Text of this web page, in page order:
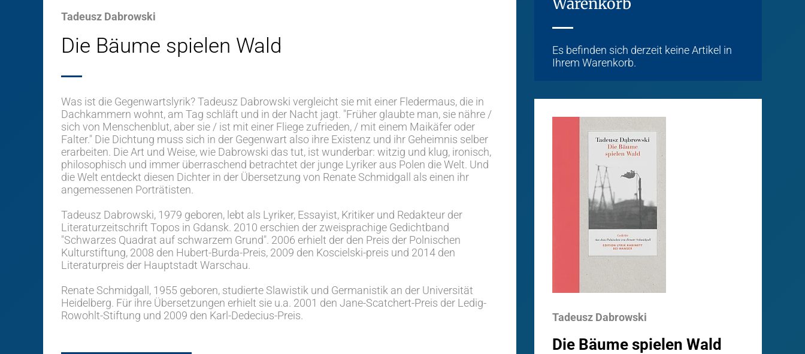
Tadeusz Dabrowski
Die Bäume spielen Wald
Was ist die Gegenwartslyrik? Tadeusz Dabrowski vergleicht sie mit einer Fledermaus, die in
Dachkammern wohnt, am Tag schläft und in der Nacht jagt. "Früher glaubte man, sie nähre /
sich von Menschenblut, aber sie / ist mit einer Fliege zufrieden, / mit einem Maikäfer oder
Falter." Die Dichtung muss sich in der Gegenwart also ihre Existenz und ihr Geheimnis selber
erarbeiten. Die Art und Weise, wie Dabrowski das tut, ist wunderbar: witzig und klug, ironisch,
philosophisch und immer überraschend betrachtet der junge Lyriker aus Polen die Welt. Und
die Welt entdeckt diesen Dichter in der Übersetzung von Renate Schmidgall als einen ihr
angemessenen Porträtisten.
Tadeusz Dabrowski, 1979 geboren, lebt als Lyriker, Essayist, Kritiker und Redakteur der
Literaturzeitschrift Topos in Gdansk. 2010 erschien der zweisprachige Gedichtband
"Schwarzes Quadrat auf schwarzem Grund". 2006 erhielt der den Preis der Polnischen
Kulturstiftung, 2008 den Hubert-Burda-Preis, 2009 den Koscielski-preis und 2014 den
Literaturpreis der Hauptstadt Warschau.
Renate Schmidgall, 1955 geboren, studierte Slawistik und Germanistik an der Universität
Heidelberg. Für ihre Übersetzungen erhielt sie u.a. 2001 den Jane-Scatchert-Preis der Ledig-
Rowohlt-Stiftung und 2009 den Karl-Dedecius-Preis.
Es befinden sich derzeit keine Artikel in
Ihrem Warenkorb.
Tadeusz Dabrowski
Die Bäume spielen Wald